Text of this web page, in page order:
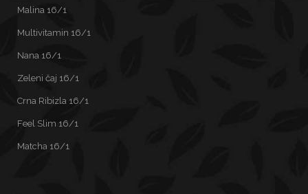
Malina 16/1
Multivitamin 16/1
Nana 16/1
Zeleni čaj 16/1
Crna Ribizla 16/1
Feel Slim 16/1
Matcha 16/1